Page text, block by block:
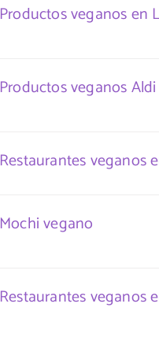
Productos veganos en
Productos veganos Aldi
Restaurantes veganos
Mochi vegano
Restaurantes veganos